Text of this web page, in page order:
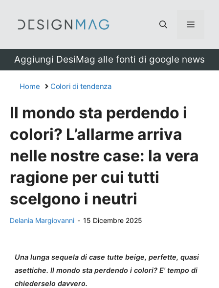
Menu
Aggiungi DesiMag alle fonti di google news
Home Colori di tendenza
Il mondo sta perdendo i
colori? L’allarme arriva
nelle nostre case: la vera
ragione per cui tutti
scelgono i neutri
Delania Margiovanni - 15 Dicembre 2025
Una lunga sequela di case tutte beige, perfette, quasi
asettiche. Il mondo sta perdendo i colori? E' tempo di
chiederselo davvero.